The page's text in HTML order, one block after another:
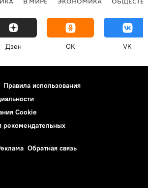
Дзен OK VK
Правила использования
Cookie
рекомендательных
Обратная связь